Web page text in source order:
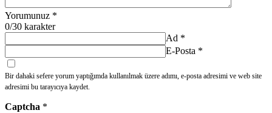
Yorumunuz *
0/30 karakter
Ad *
E-Posta *
Bir dahaki sefere yorum yaptığımda kullanılmak üzere adımı, e-posta adresimi ve web site
adresimi bu tarayıcıya kaydet.
Captcha *